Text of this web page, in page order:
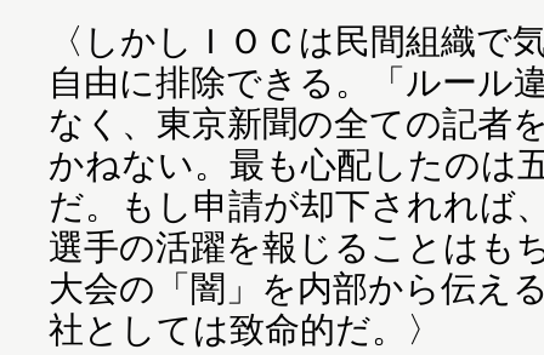
〈しかしＩＯＣは民間組織で
自由に排除できる。「ルール
なく、東京新聞の全ての記者
かねない。最も心配したのは
だ。もし申請が却下されれば
選手の活躍を報じることはも
大会の「闇」を内部から伝え
社としては致命的だ。〉